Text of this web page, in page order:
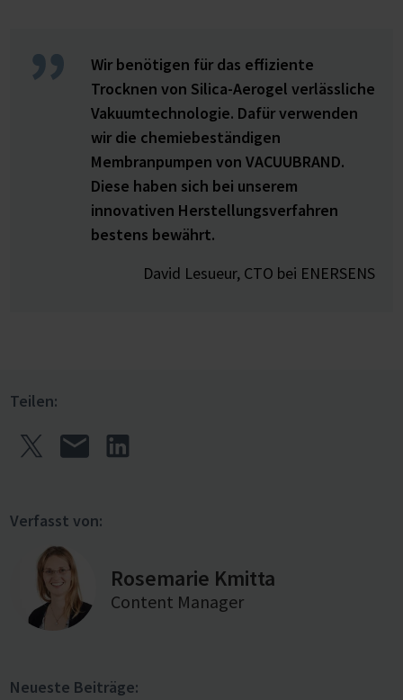
Wir benötigen für das effiziente
Trocknen von Silica-Aerogel verlässliche
Vakuumtechnologie. Dafür verwenden
wir die chemiebeständigen
Membranpumpen von VACUUBRAND.
Diese haben sich bei unserem
innovativen Herstellungsverfahren
bestens bewährt.
David Lesueur, CTO bei ENERSENS
Teilen:
Verfasst von:
Rosemarie Kmitta
Content Manager
Neueste Beiträge: